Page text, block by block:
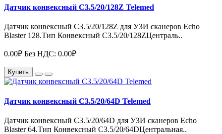
Датчик конвексный C3.5/20/128Z Telemed
Датчик конвексный C3.5/20/128Z для УЗИ сканеров Echo
Blaster 128.Тип Конвексный C3.5/20/128ZЦентраль..
0.00₽ Без НДС: 0.00₽
Купить
Датчик конвексный C3.5/20/64D Telemed
Датчик конвексный C3.5/20/64D для УЗИ сканеров Echo
Blaster 64.Тип Конвексный C3.5/20/64DЦентральная..